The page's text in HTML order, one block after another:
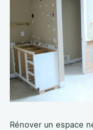
Rénover un espace